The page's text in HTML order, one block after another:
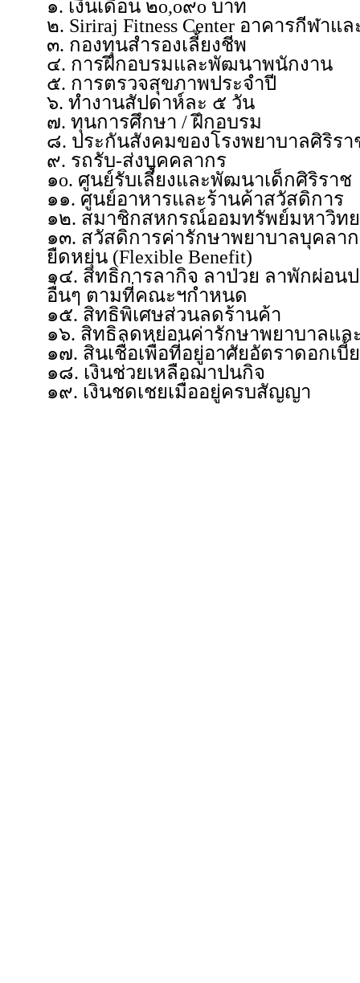
๑. เงินเดือน ๒o,o๙o บาท
๒. Siriraj Fitness Center อาคารกีฬา
๓. กองทุนสำรองเลี้ยงชีพ
๔. การฝึกอบรมและพัฒนาพนักงาน
๕. การตรวจสุขภาพประจำปี
๖. ทำงานสัปดาห์ละ ๕ วัน
๗. ทุนการศึกษา / ฝึกอบรม
๘. ประกันสังคมของโรงพยาบาลศิริรา
๙. รถรับ-ส่งบุคคลากร
๑o. ศูนย์รับเลี้ยงและพัฒนาเด็กศิริราช
๑๑. ศูนย์อาหารและร้านค้าสวัสดิการ
๑๒. สมาชิกสหกรณ์ออมทรัพย์มหาวิท
๑๓. สวัสดิการค่ารักษาพยาบาลบุคลา
ยืดหยุ่น (Flexible Benefit)
๑๔. สิทธิการลากิจ ลาป่วย ลาพักผ่อน
อื่นๆ ตามที่คณะฯกำหนด
๑๕. สิทธิพิเศษส่วนลดร้านค้า
๑๖. สิทธิลดหย่อนค่ารักษาพยาบาลแล
๑๗. สินเชื่อเพื่อที่อยู่อาศัยอัตราดอกเบี้
๑๘. เงินช่วยเหลือฌาปนกิจ
๑๙. เงินชดเชยเมื่ออยู่ครบสัญญา